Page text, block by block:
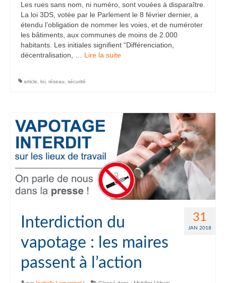
Les rues sans nom, ni numéro, sont vouées à disparaître.
La loi 3DS, votée par le Parlement le 8 février dernier, a
étendu l’obligation de nommer les voies, et de numéroter
les bâtiments, aux communes de moins de 2.000
habitants. Les initiales signifient “Différenciation,
décentralisation, … Lire la suite­­
article loi réseau sécurité
31
JAN 2018
Interdiction du
vapotage : les maires
passent à l’action